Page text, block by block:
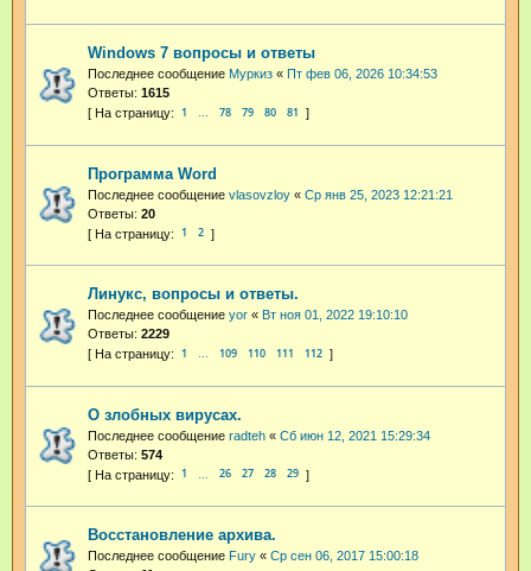
Windows 7 вопросы и ответы
Последнее сообщение Муркиз « Пт фев 06, 2026 10:34:53
Ответы: 1615
1 … 78 79 80 81
Программа Word
Последнее сообщение vlasovzloy « Ср янв 25, 2023 12:21:21
Ответы: 20
1 2
Линукс, вопросы и ответы.
Последнее сообщение yor « Вт ноя 01, 2022 19:10:10
Ответы: 2229
1 … 109 110 111 112
О злобных вирусах.
Последнее сообщение radteh « Сб июн 12, 2021 15:29:34
Ответы: 574
1 26 27 28 29
Восстановление архива.
Последнее сообщение Fury « Ср сен 06, 2017 15:00:18